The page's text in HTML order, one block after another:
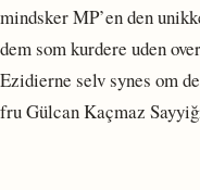
mindsker MP’en den
dem som kurdere uden
Ezidierne selv synes om
fru Gülcan Kaçmaz